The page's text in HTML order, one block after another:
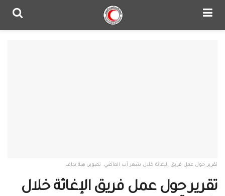
تقرير حول عمل فريق الإغاثة خلال شهر آب الماضي. تصوير: هبة نداف
تقرير حول عمل فريق الإغاثة خلال